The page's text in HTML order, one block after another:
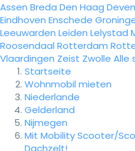
Assen Breda Den Haag
Eindhoven Enschede
Leeuwarden Leiden Lelystad
Roosendaal Rotterdam
Vlaardingen Zeist Zwolle Alle
Startseite
Wohnmobil mieten
Niederlande
Gelderland
Nijmegen
Mit Mobility Scooter/
Dachzelt!